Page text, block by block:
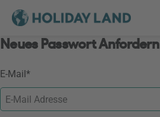
Neues Passwort Anfordern
E-Mail*